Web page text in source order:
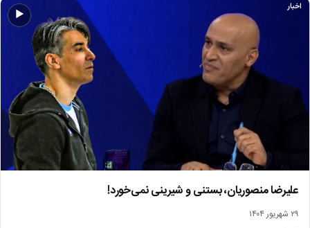
▶
اخبار
علیرضا منصوریان، بستنی و شیرینی نمی‌خورد!
۲۹ شهریور ۱۴۰۴